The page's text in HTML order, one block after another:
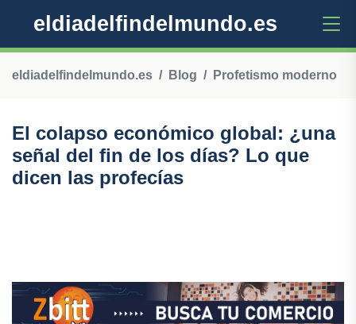
eldiadelfindelmundo.es
eldiadelfindelmundo.es Blog Profetismo moderno
El colapso económico global: ¿una
señal del fin de los días? Lo que
dicen las profecías